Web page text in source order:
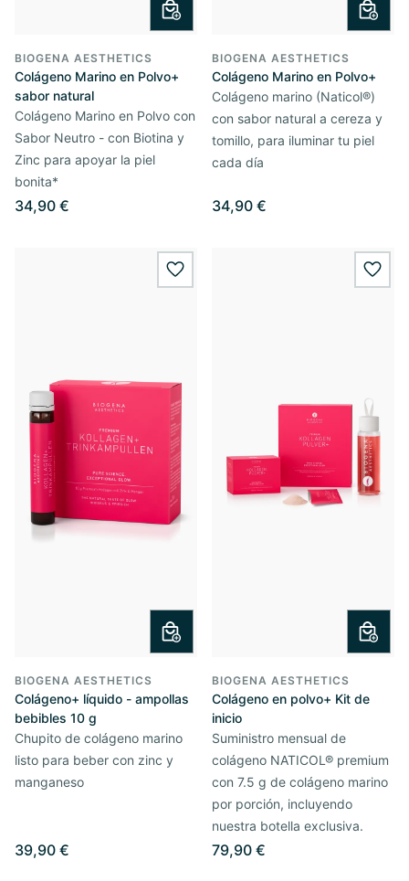
BIOGENA AESTHETICS
Colágeno Marino en Polvo+
sabor natural
Colágeno Marino en Polvo con
Sabor Neutro - con Biotina y
Zinc para apoyar la piel
bonita*
34,90 €
BIOGENA AESTHETICS
Colágeno Marino en Polvo+
Colágeno marino (Naticol®)
con sabor natural a cereza y
tomillo, para iluminar tu piel
cada día
34,90 €
wishlist.add
BIOGENA AESTHETICS
Colágeno+ líquido - ampollas
bebibles 10 g
Chupito de colágeno marino
listo para beber con zinc y
manganeso
39,90 €
BIOGENA AESTHETICS
Colágeno en polvo+ Kit de
inicio
Suministro mensual de
colágeno NATICOL® premium
con 7.5 g de colágeno marino
por porción, incluyendo
nuestra botella exclusiva.
79,90 €